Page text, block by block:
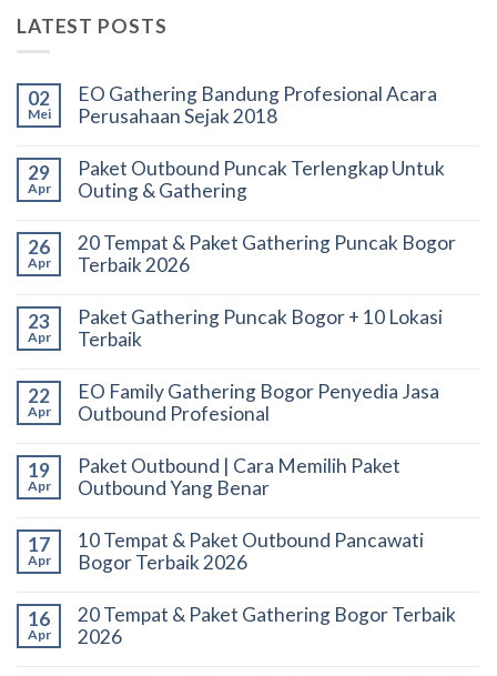
LATEST POSTS
02
Mei
EO Gathering Bandung Profesional Acara
Perusahaan Sejak 2018
29
Apr
Paket Outbound Puncak Terlengkap Untuk
Outing & Gathering
26
Apr
20 Tempat & Paket Gathering Puncak Bogor
Terbaik 2026
23
Apr
Paket Gathering Puncak Bogor + 10 Lokasi
Terbaik
22
Apr
EO Family Gathering Bogor Penyedia Jasa
Outbound Profesional
19
Apr
Paket Outbound | Cara Memilih Paket
Outbound Yang Benar
17
Apr
10 Tempat & Paket Outbound Pancawati
Bogor Terbaik 2026
16
Apr
20 Tempat & Paket Gathering Bogor Terbaik
2026